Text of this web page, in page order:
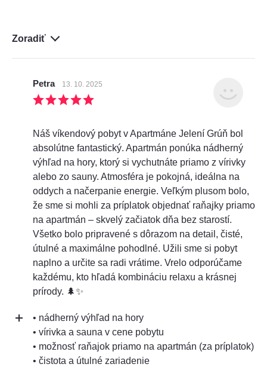
Zoradiť
Petra 13. 10. 2025
Náš víkendový pobyt v Apartmáne Jelení Grúň bol
absolútne fantastický. Apartmán ponúka nádherný
výhľad na hory, ktorý si vychutnáte priamo z vírivky
alebo zo sauny. Atmosféra je pokojná, ideálna na
oddych a načerpanie energie. Veľkým plusom bolo,
že sme si mohli za príplatok objednať raňajky priamo
na apartmán – skvelý začiatok dňa bez starostí.
Všetko bolo pripravené s dôrazom na detail, čisté,
útulné a maximálne pohodlné. Užili sme si pobyt
naplno a určite sa radi vrátime. Vrelo odporúčame
každému, kto hľadá kombináciu relaxu a krásnej
prírody. 🌲✨
• nádherný výhľad na hory
• vírivka a sauna v cene pobytu
• možnosť raňajok priamo na apartmán (za príplatok)
• čistota a útulné zariadenie